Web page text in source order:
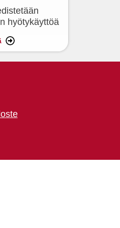
hyötykäyttöä